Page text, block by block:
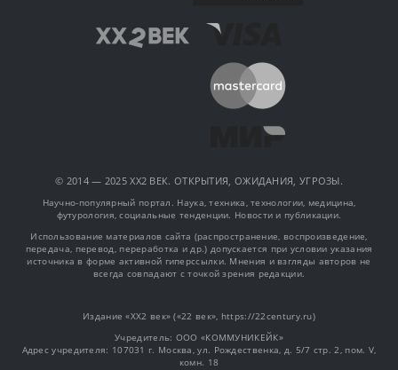
© 2014 — 2025 XX2 ВЕК. ОТКРЫТИЯ, ОЖИДАНИЯ, УГРОЗЫ.
Научно-популярный портал. Наука, техника, технологии, медицина,
футурология, социальные тенденции. Новости и публикации.
Использование материалов сайта (распространение, воспроизведение,
передача, перевод, переработка и др.) допускается при условии указания
источника в форме активной гиперссылки. Мнения и взгляды авторов не
всегда совпадают с точкой зрения редакции.
Издание «XX2 век» («22 век», https://22century.ru)
Учредитель: OOO «КОММУНИКЕЙК»
Адрес учредителя: 107031 г. Москва, ул. Рождественка, д. 5/7 стр. 2, пом. V,
комн. 18